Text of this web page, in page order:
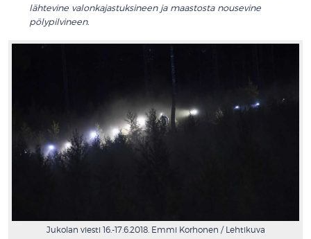
lähtevine valonkajastuksineen ja maastosta nousevine
pölypilvineen.
Jukolan viesti 16.-17.6.2018. Emmi Korhonen / Lehtikuva